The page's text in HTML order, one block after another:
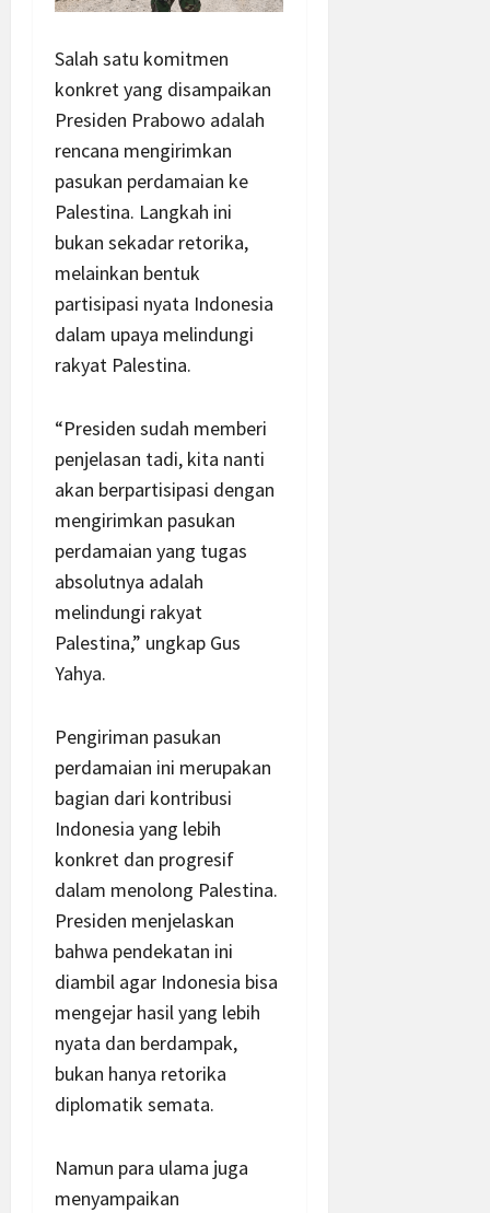
Salah satu komitmen
konkret yang disampaikan
Presiden Prabowo adalah
rencana mengirimkan
pasukan perdamaian ke
Palestina. Langkah ini
bukan sekadar retorika,
melainkan bentuk
partisipasi nyata Indonesia
dalam upaya melindungi
rakyat Palestina.
“Presiden sudah memberi
penjelasan tadi, kita nanti
akan berpartisipasi dengan
mengirimkan pasukan
perdamaian yang tugas
absolutnya adalah
melindungi rakyat
Palestina,” ungkap Gus
Yahya.
Pengiriman pasukan
perdamaian ini merupakan
bagian dari kontribusi
Indonesia yang lebih
konkret dan progresif
dalam menolong Palestina.
Presiden menjelaskan
bahwa pendekatan ini
diambil agar Indonesia bisa
mengejar hasil yang lebih
nyata dan berdampak,
bukan hanya retorika
diplomatik semata.
Namun para ulama juga
menyampaikan